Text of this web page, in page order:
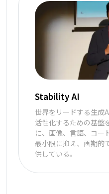
Stability AI
世界をリードする生成
活性化するための基盤
に、画像、言語、コー
最小限に抑え、画期的
供している。